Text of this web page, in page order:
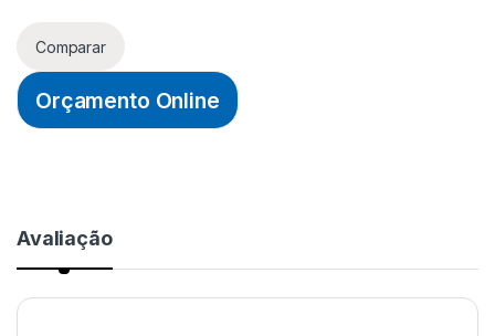
Comparar
Orçamento Online
Avaliação